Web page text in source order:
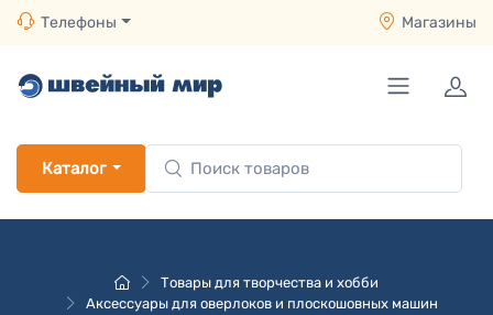
Телефоны Магазины
Каталог
Товары для творчества и хобби
Аксессуары для оверлоков и плоскошовных машин